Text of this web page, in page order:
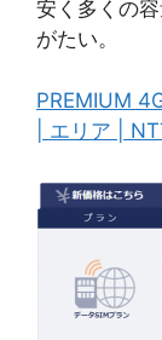
安く多くの
がたい。
PREMIUM
| エリア |